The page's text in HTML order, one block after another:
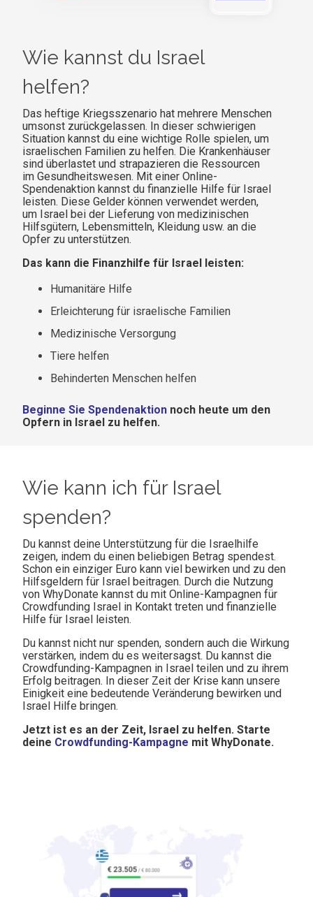
Wie kannst du Israel
helfen?
Das heftige Kriegsszenario hat mehrere Menschen
umsonst zurückgelassen. In dieser schwierigen
Situation kannst du eine wichtige Rolle spielen, um
israelischen Familien zu helfen. Die Krankenhäuser
sind überlastet und strapazieren die Ressourcen
im Gesundheitswesen. Mit einer Online-
Spendenaktion kannst du finanzielle Hilfe für Israel
leisten. Diese Gelder können verwendet werden,
um Israel bei der Lieferung von medizinischen
Hilfsgütern, Lebensmitteln, Kleidung usw. an die
Opfer zu unterstützen.
Das kann die Finanzhilfe für Israel leisten:
Humanitäre Hilfe
Erleichterung für israelische Familien
Medizinische Versorgung
Tiere helfen
Behinderten Menschen helfen
Beginne Sie Spendenaktion noch heute um den
Opfern in Israel zu helfen.
Wie kann ich für Israel
spenden?
Du kannst deine Unterstützung für die Israelhilfe
zeigen, indem du einen beliebigen Betrag spendest.
Schon ein einziger Euro kann viel bewirken und zu den
Hilfsgeldern für Israel beitragen. Durch die Nutzung
von WhyDonate kannst du mit Online-Kampagnen für
Crowdfunding Israel in Kontakt treten und finanzielle
Hilfe für Israel leisten.
Du kannst nicht nur spenden, sondern auch die Wirkung
verstärken, indem du es weitersagst. Du kannst die
Crowdfunding-Kampagnen in Israel teilen und zu ihrem
Erfolg beitragen. In dieser Zeit der Krise kann unsere
Einigkeit eine bedeutende Veränderung bewirken und
Israel Hilfe bringen.
Jetzt ist es an der Zeit, Israel zu helfen. Starte
deine Crowdfunding-Kampagne mit WhyDonate.